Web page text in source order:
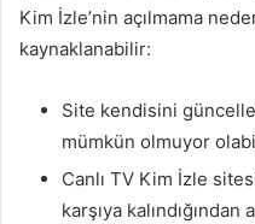
Kim İzle’nin açılmama
kaynaklanabilir:
Site kendisini
mümkün olmuyor
Canlı TV Kim İzle
karşıya kalındığından